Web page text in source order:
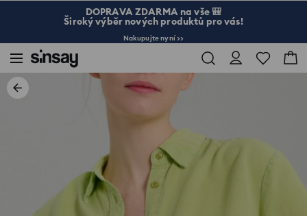
DOPRAVA ZDARMA na vše 🎒
Široký výběr nových produktů pro vás!
Nakupujte nyní >>